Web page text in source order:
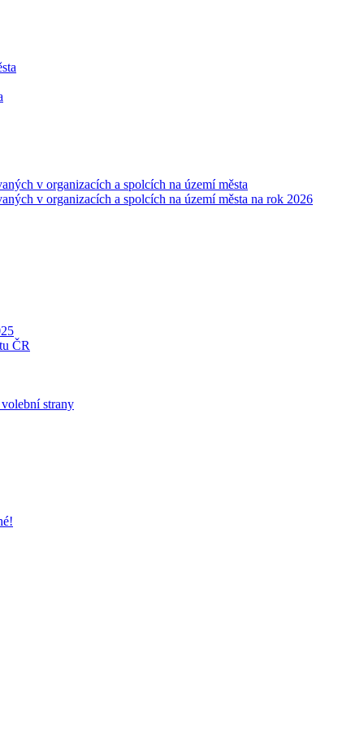
v organizacích a spolcích na území města
v organizacích a spolcích na území města na rok 2026
ČR
strany